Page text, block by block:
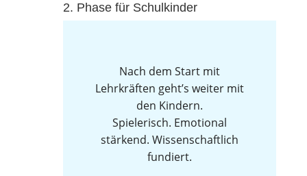
2. Phase für Schulkinder
Nach dem Start mit
Lehrkräften geht’s weiter mit
den Kindern.
Spielerisch. Emotional
stärkend. Wissenschaftlich
fundiert.